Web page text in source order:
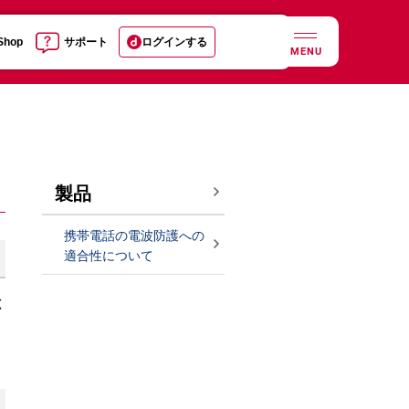
サポート ログインする
MENU
製品
携帯電話の電波防護への
適合性について